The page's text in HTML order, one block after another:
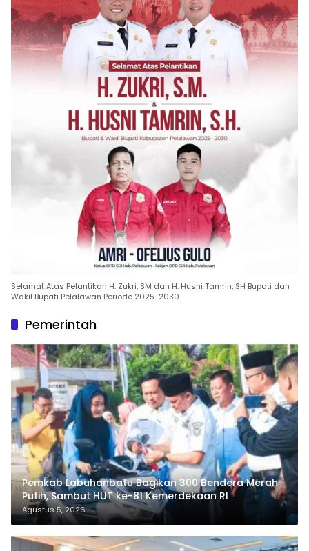
Selamat Atas Pelantikan H. Zukri, SM dan H. Husni Tamrin, SH Bupati dan
Wakil Bupati Pelalawan Periode 2025-2030
Pemerintah
Pemkab Labuhanbatu Bagikan 300 Bendera Merah
Putih, Sambut HUT ke-81 Kemerdekaan RI
Agustus 5, 2026